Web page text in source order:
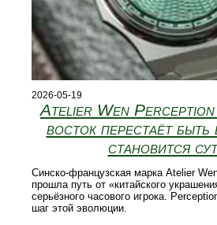
2026-05-19
Atelier Wen
восток перестаёт быть
становится
Синско-французская марка Atelier
прошла путь от «китайского
серьёзного часового игрока.
шаг этой эволюции.